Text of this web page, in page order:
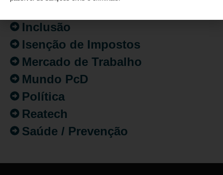
Inclusão
Isenção de Impostos
Mercado de Trabalho
Mundo PcD
Política
Reatech
Saúde / Prevenção